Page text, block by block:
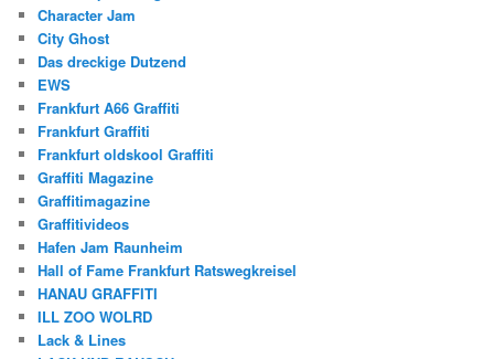
Character Jam
City Ghost
Das dreckige Dutzend
EWS
Frankfurt A66 Graffiti
Frankfurt Graffiti
Frankfurt oldskool Graffiti
Graffiti Magazine
Graffitimagazine
Graffitivideos
Hafen Jam Raunheim
Hall of Fame Frankfurt Ratswegkreisel
HANAU GRAFFITI
ILL ZOO WOLRD
Lack & Lines